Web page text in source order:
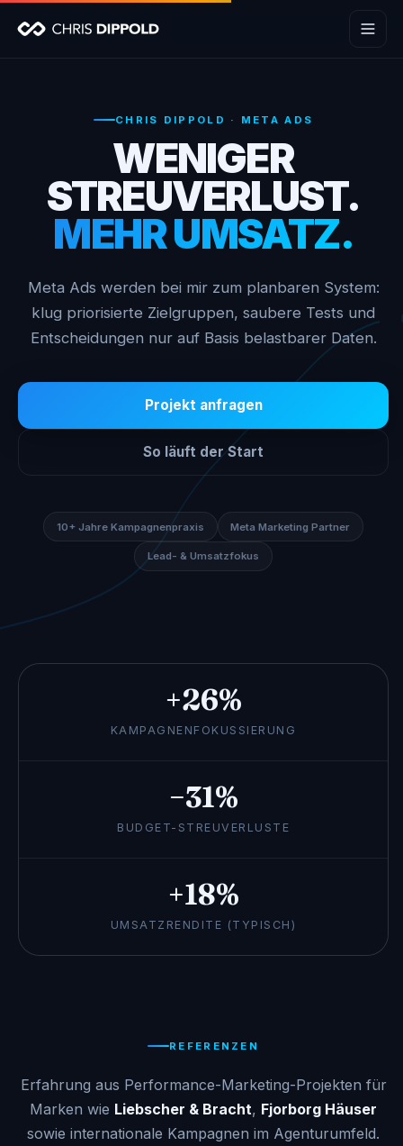
Chris Dippold
CHRIS DIPPOLD · META ADS
WENIGER
STREUVERLUST.
MEHR UMSATZ.
Meta Ads werden bei mir zum planbaren System:
klug priorisierte Zielgruppen, saubere Tests und
Entscheidungen nur auf Basis belastbarer Daten.
Projekt anfragen
So läuft der Start
10+ Jahre Kampagnenpraxis Meta Marketing Partner
Lead- & Umsatzfokus
+26%
KAMPAGNENFOKUSSIERUNG
−31%
BUDGET-STREUVERLUSTE
+18%
UMSATZRENDITE (TYPISCH)
REFERENZEN
Erfahrung aus Performance-Marketing-Projekten für
Marken wie Liebscher & Bracht, Fjorborg Häuser
sowie internationale Kampagnen im Agenturumfeld.